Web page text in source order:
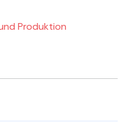
Produktion